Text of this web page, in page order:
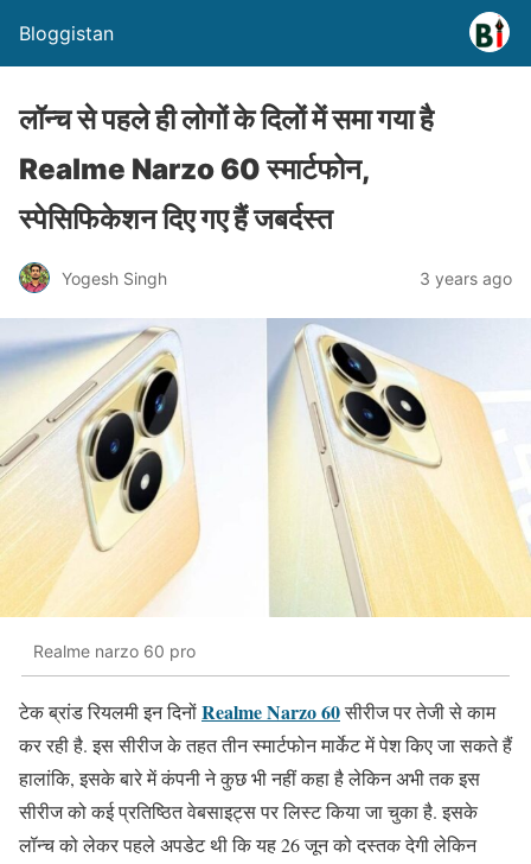
Bloggistan
लॉन्च से पहले ही लोगों के दिलों में समा गया है
Realme Narzo 60 स्मार्टफोन,
स्पेसिफिकेशन दिए गए हैं जबर्दस्त
Yogesh Singh 3 years ago
Realme narzo 60 pro
टेक ब्रांड रियलमी इन दिनोंRealme Narzo 60सीरीज पर तेजी से काम
कर रही है. इस सीरीज के तहत तीन स्मार्टफोन मार्केट में पेश किए जा सकते हैं
हालांकि, इसके बारे में कंपनी ने कुछ भी नहीं कहा है लेकिन अभी तक इस
सीरीज को कई प्रतिष्ठित वेबसाइट्स पर लिस्ट किया जा चुका है. इसके
लॉन्च को लेकर पहले अपडेट थी कि यह 26 जून को दस्तक देगी लेकिन